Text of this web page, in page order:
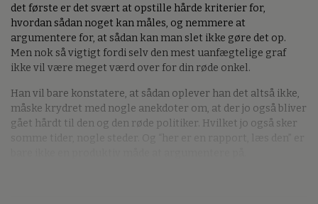
det første er det svært at opstille hårde kriterier for,
hvordan sådan noget kan måles, og nemmere at
argumentere for, at sådan kan man slet ikke gøre det op.
Men nok så vigtigt fordi selv den mest uanfægtelige graf
ikke vil være meget værd over for din røde onkel.
Han vil bare konstatere, at sådan oplever han det altså ikke,
måske krydret med nogle anekdoter om, at der jo også bliver
gået hårdt til den og den røde politiker. Hvilket jo også sker